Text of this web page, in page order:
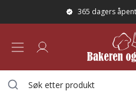
365 dagers